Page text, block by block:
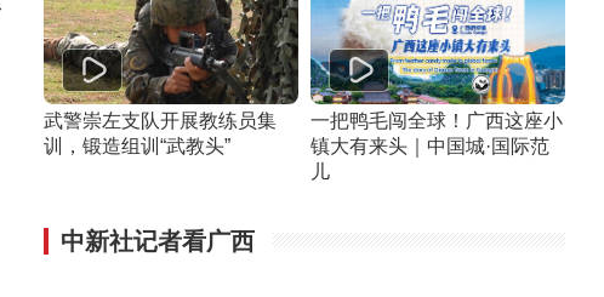
武警崇左支队开展教练员集
训，锻造组训“武教头”
一把鸭毛闯全球！广西这座小
镇大有来头｜中国城·国际范
儿
中新社记者看广西